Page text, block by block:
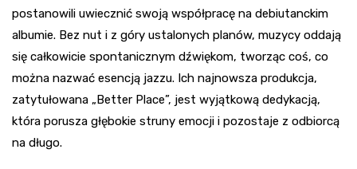
postanowili uwiecznić swoją współpracę na debiutanckim
albumie. Bez nut i z góry ustalonych planów, muzycy oddają
się całkowicie spontanicznym dźwiękom, tworząc coś, co
można nazwać esencją jazzu. Ich najnowsza produkcja,
zatytułowana „Better Place”, jest wyjątkową dedykacją,
która porusza głębokie struny emocji i pozostaje z odbiorcą
na długo.